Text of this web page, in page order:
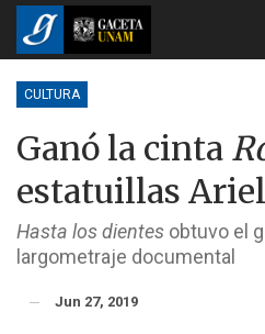
CULTURA
Ganó la cinta
estatuillas Ariel
Hasta los dientes obtuvo el
largometraje documental
Jun 27, 2019